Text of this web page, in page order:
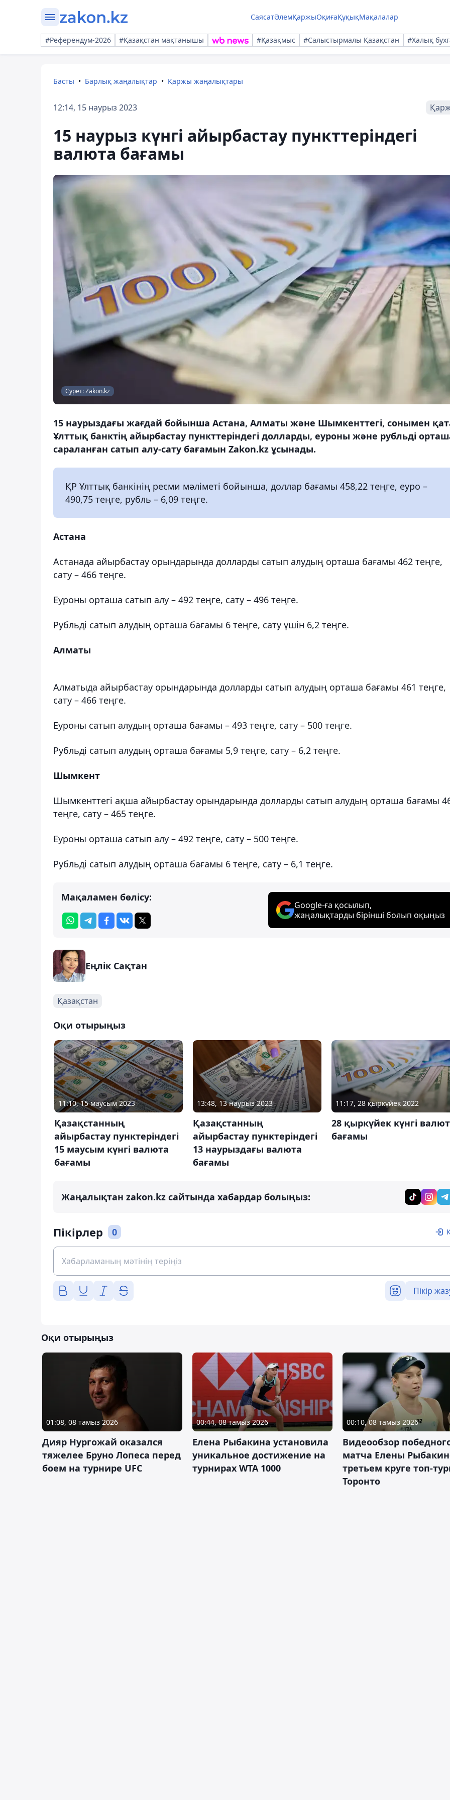
СаясатӘлемҚаржыОқиғаҚұқықМақалалар
#Референдум-2026 #Қазақстан мақтанышы #Қазақмыс #Салыстырмалы Қазақстан #Халық
Басты Барлық жаңалықтар Қаржы жаңалықтары
12:14, 15 наурыз 2023
15 наурыз күнгі айырбастау пункттеріндегі
валюта бағамы
Сурет: Zakon.kz
15 наурыздағы жағдай бойынша Астана, Алматы және Шымкенттегі, сонымен
Ұлттық банктің айырбастау пункттеріндегі долларды, еуроны және рубльді
сараланған сатып алу-сату бағамын Zakon.kz ұсынады.
ҚР Ұлттық банкінің ресми мәліметі бойынша, доллар бағамы 458,22 теңге, еуро –
490,75 теңге, рубль – 6,09 теңге.
Астана
Астанада айырбастау орындарында долларды сатып алудың орташа бағамы 462 теңге,
сату – 466 теңге.
Еуроны орташа сатып алу – 492 теңге, сату – 496 теңге.
Рубльді сатып алудың орташа бағамы 6 теңге, сату үшін 6,2 теңге.
Алматы
Алматыда айырбастау орындарында долларды сатып алудың орташа бағамы 461 теңге,
сату – 466 теңге.
Еуроны сатып алудың орташа бағамы – 493 теңге, сату – 500 теңге.
Рубльді сатып алудың орташа бағамы 5,9 теңге, сату – 6,2 теңге.
Шымкент
Шымкенттегі ақша айырбастау орындарында долларды сатып алудың орташа бағамы
теңге, сату – 465 теңге.
Еуроны орташа сатып алу – 492 теңге, сату – 500 теңге.
Рубльді сатып алудың орташа бағамы 6 теңге, сату – 6,1 теңге.
Мақаламен бөлісу:
Google-ға қосылып,
жаңалықтарды бірінші болып оқыңыз
Еңлік Сақтан
Қазақстан
Оқи отырыңыз
11:10, 15 маусым 2023
Қазақстанның
айырбастау пунктеріндегі
15 маусым күнгі валюта
бағамы
13:48, 13 наурыз 2023
Қазақстанның
айырбастау пунктеріндегі
13 наурыздағы валюта
бағамы
11:17, 28 қыркүйек 2022
28 қыркүйек күнгі
бағамы
Жаңалықтан zakon.kz сайтында хабардар болыңыз:
Пікірлер 0
Пікір
Оқи отырыңыз
01:08, 08 тамыз 2026
Дияр Нургожай оказался
тяжелее Бруно Лопеса перед
боем на турнире UFC
00:44, 08 тамыз 2026
Елена Рыбакина установила
уникальное достижение на
турнирах WTA 1000
00:10, 08 тамыз 2026
Видеообзор
матча Елены
третьем круге топ-
Торонто